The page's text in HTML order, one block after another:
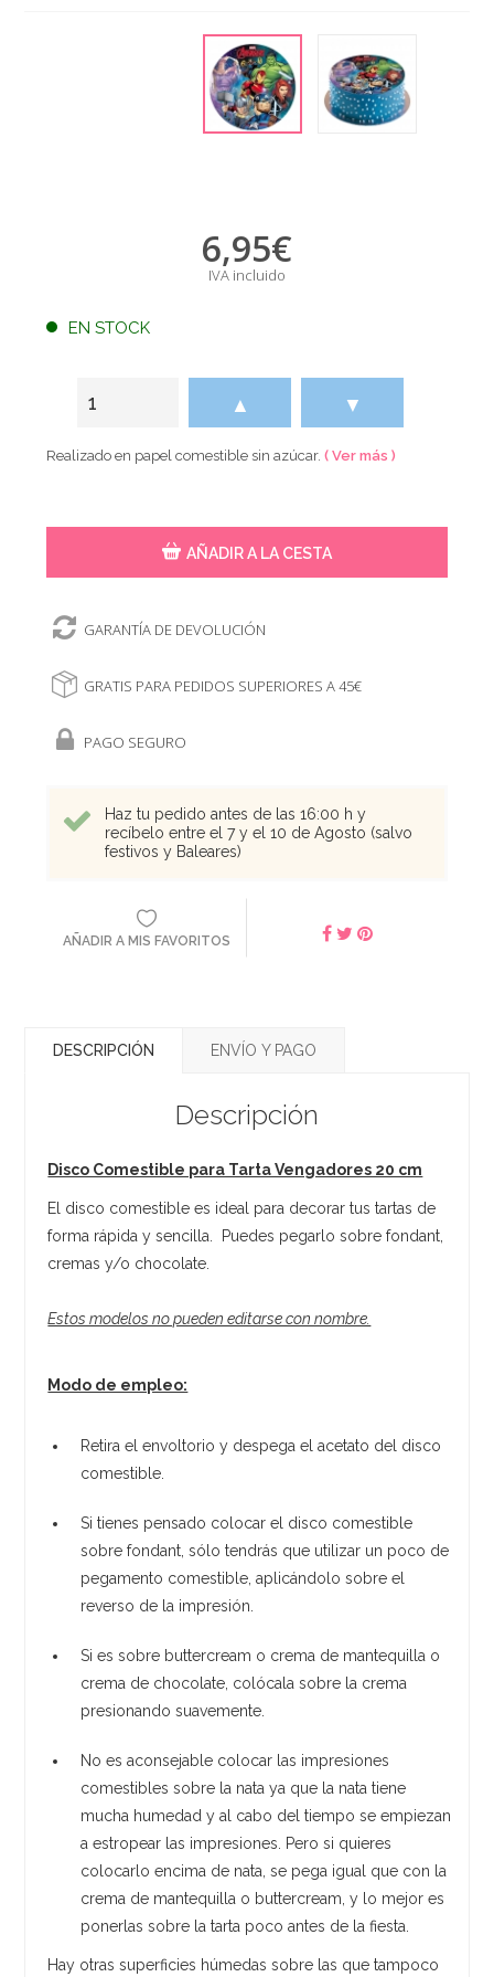
6,95€
IVA incluido
EN STOCK
▲ ▼
Realizado en papel comestible sin azúcar.( Ver más )
AÑADIR A LA CESTA
GARANTÍA DE DEVOLUCIÓN
GRATIS PARA PEDIDOS SUPERIORES A 45€
PAGO SEGURO
Haz tu pedido antes de las 16:00 h y
recíbelo entre el 7 y el 10 de Agosto (salvo
festivos y Baleares)
AÑADIR A MIS FAVORITOS
DESCRIPCIÓN ENVÍO Y PAGO
Descripción
Disco Comestible para Tarta Vengadores 20 cm
El disco comestible es ideal para decorar tus tartas de
forma rápida y sencilla. Puedes pegarlo sobre fondant,
cremas y/o chocolate.
Estos modelos no pueden editarse con nombre.
Modo de empleo:
Retira el envoltorio y despega el acetato del disco
comestible.
Si tienes pensado colocar el disco comestible
sobre fondant, sólo tendrás que utilizar un poco de
pegamento comestible, aplicándolo sobre el
reverso de la impresión.
Si es sobre buttercream o crema de mantequilla o
crema de chocolate, colócala sobre la crema
presionando suavemente.
No es aconsejable colocar las impresiones
comestibles sobre la nata ya que la nata tiene
mucha humedad y al cabo del tiempo se empiezan
a estropear las impresiones. Pero si quieres
colocarlo encima de nata, se pega igual que con la
crema de mantequilla o buttercream, y lo mejor es
ponerlas sobre la tarta poco antes de la fiesta.
Hay otras superficies húmedas sobre las que tampoco